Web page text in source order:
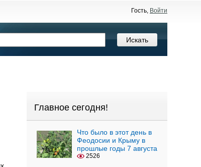
Гость, Войти
Главное сегодня!
Что было в этот день в
Феодосии и Крыму в
прошлые годы 7 августа
2526